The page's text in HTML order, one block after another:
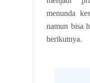
menunda
namun bisa
berikutnya.